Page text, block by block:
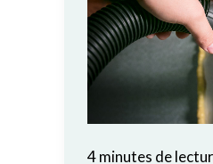
4 minutes de